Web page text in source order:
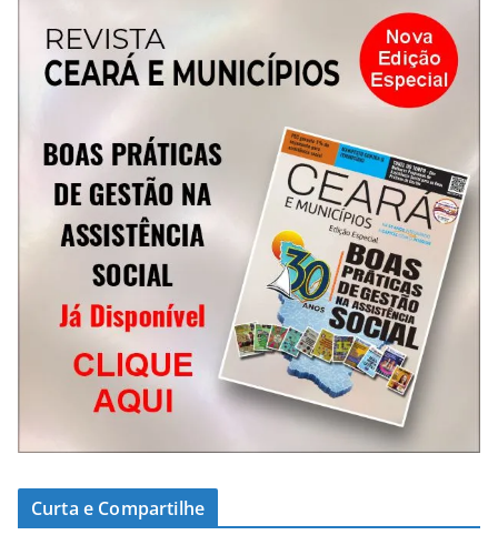
Curta e Compartilhe